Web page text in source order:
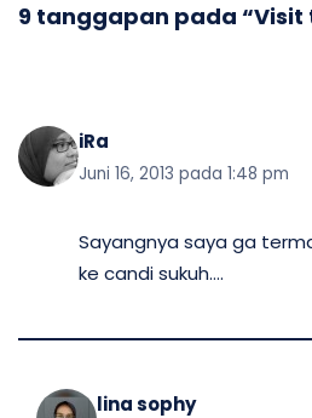
9 tanggapan pada “Visit
iRa
Juni 16, 2013 pada 1:48 pm
Sayangnya saya ga
ke candi sukuh….
lina sophy